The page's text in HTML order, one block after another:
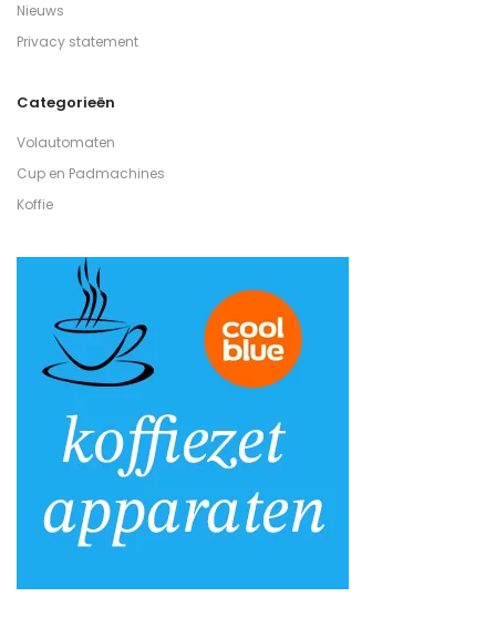
Nieuws
Privacy statement
Categorieën
Volautomaten
Cup en Padmachines
Koffie